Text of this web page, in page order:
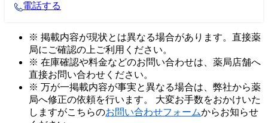
電話する
※ 掲載内容が現状とは異なる場合があります。直接薬
局にご確認の上ご利用ください。
※ 在庫確認や料金などのお問い合わせは、薬局店舗へ
直接お問い合わせください。
※ 万が一掲載内容が事実と異なる場合は、弊社から薬
局へ修正の依頼を行います。 大変お手数をおかけいた
しますがこちらのお問い合わせフォームからお知らせ